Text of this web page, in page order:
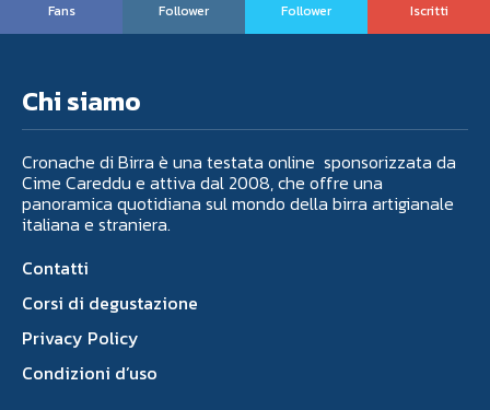
Fans
Follower
Follower
Iscritti
Chi siamo
Cronache di Birra è una testata online sponsorizzata da
Cime Careddu e attiva dal 2008, che offre una
panoramica quotidiana sul mondo della birra artigianale
italiana e straniera.
Contatti
Corsi di degustazione
Privacy Policy
Condizioni d’uso